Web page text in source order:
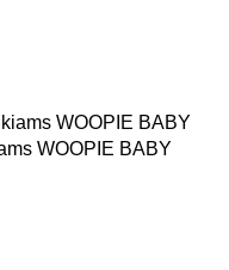
WOOPIE BABY